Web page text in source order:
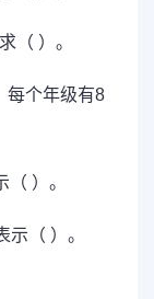
（ ）。
每个年级有8
）。
示（ ）。